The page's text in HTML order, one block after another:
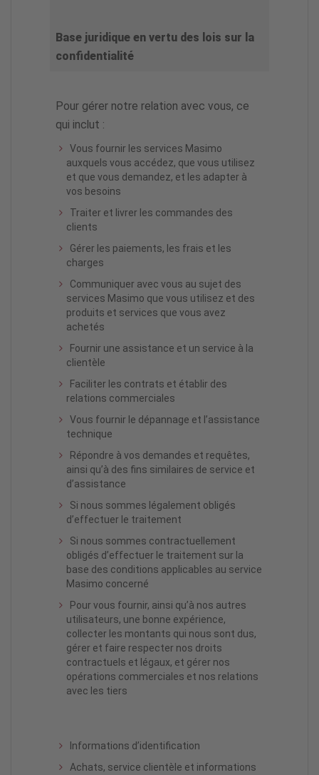
Base juridique en vertu des lois sur la
confidentialité
Pour gérer notre relation avec vous, ce
qui inclut :
Vous fournir les services Masimo
auxquels vous accédez, que vous utilisez
et que vous demandez, et les adapter à
vos besoins
Traiter et livrer les commandes des
clients
Gérer les paiements, les frais et les
charges
Communiquer avec vous au sujet des
services Masimo que vous utilisez et des
produits et services que vous avez
achetés
Fournir une assistance et un service à la
clientèle
Faciliter les contrats et établir des
relations commerciales
Vous fournir le dépannage et l’assistance
technique
Répondre à vos demandes et requêtes,
ainsi qu’à des fins similaires de service et
d’assistance
Si nous sommes légalement obligés
d’effectuer le traitement
Si nous sommes contractuellement
obligés d’effectuer le traitement sur la
base des conditions applicables au service
Masimo concerné
Pour vous fournir, ainsi qu’à nos autres
utilisateurs, une bonne expérience,
collecter les montants qui nous sont dus,
gérer et faire respecter nos droits
contractuels et légaux, et gérer nos
opérations commerciales et nos relations
avec les tiers
Informations d’identification
Achats, service clientèle et informations